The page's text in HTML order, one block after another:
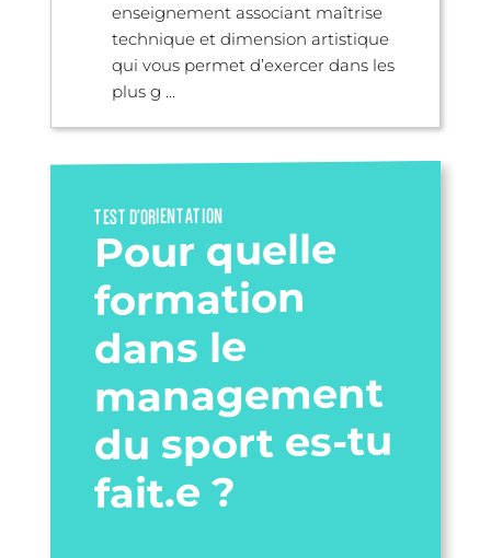
enseignement associant maîtrise
technique et dimension artistique
qui vous permet d’exercer dans les
plus g ...
TEST D’ORIENTATION
Pour quelle
formation
dans le
management
du sport es-tu
fait.e ?